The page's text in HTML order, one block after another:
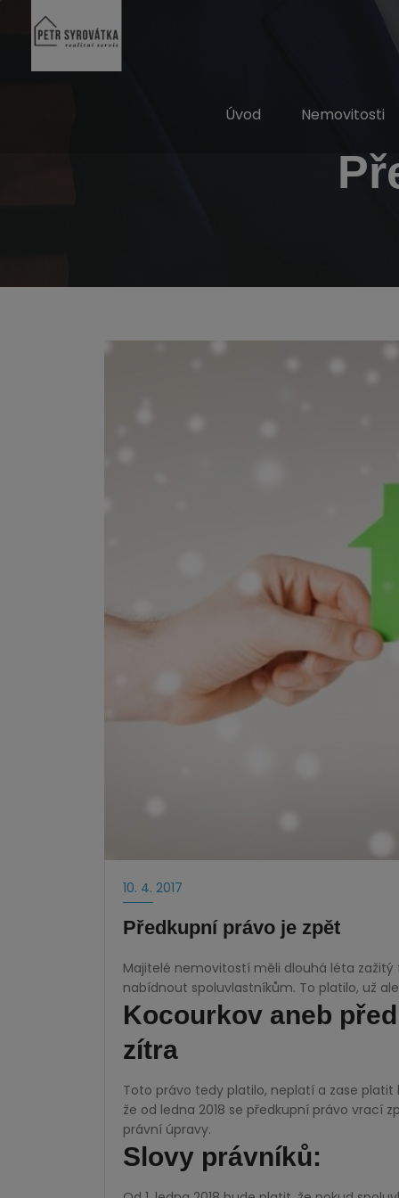
Úvod Nemovitosti
10. 4. 2017
Předkupní právo je zpět
Majitelé nemovitostí měli dlouhá léta
nabídnout spoluvlastníkům. To platilo, už
Kocourkov aneb
zítra
Toto právo tedy platilo, neplatí a zase platit
že od ledna 2018 se předkupní právo vrací
právní úpravy.
Slovy právníků: